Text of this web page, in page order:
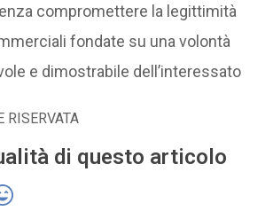
compromettere la legittimità
fondate su una volontà
e dimostrabile dell’interessato
RISERVATA
di questo articolo